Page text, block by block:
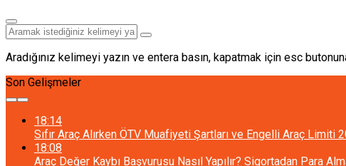
Aradığınız kelimeyi yazın ve entera basın, kapatmak için esc
Son Gelişmeler
18:14
Sıfır Araç Alırken ÖTV Muafiyeti Şartları ve Engelli Araç Limiti
18:08
Araç Değer Kaybı Başvurusu Nasıl Yapılır? Sigortadan Para